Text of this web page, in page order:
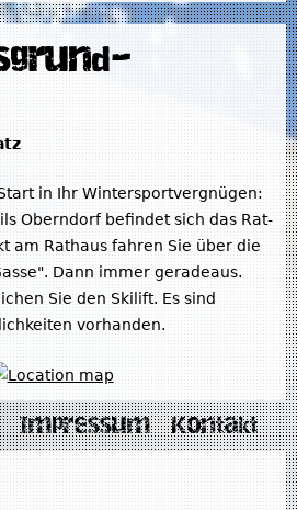
in Ihr Wintersportvergnügen:
Oberndorf befindet sich das Rat-
am Rathaus fahren Sie über die
Dann immer geradeaus.
Sie den Skilift. Es sind
vorhanden.
Impressum Kontakt